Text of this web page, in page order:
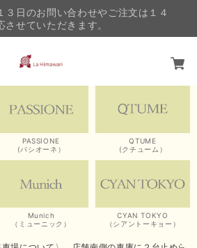
３日のお問い合わせやご注文は１４
させていただきます。
PASSIONE
(パシオーネ）
QTUME
(クチューム）
Munich
（ミューニック）
CYAN TOKYO
（シアントーキョー）